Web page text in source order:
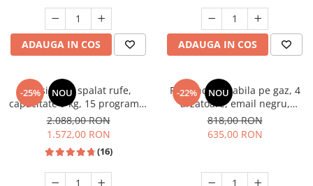
ADAUGA IN COS ADAUGA IN COS
-25% NOU
Masina de spalat rufe,
capacitate 9 kg, 15 programe,
1400 Rpm, clasa A, Slim,
motor Inverter, Samus WSLI-
9144
2.088,00 RON
1.572,00 RON
(16)
-22% NOU
Plita incorporabila pe gaz, 4
arzatoare, email negru,
gratare din fonta, aprindere
electrica, Samus
818,00 RON
635,00 RON